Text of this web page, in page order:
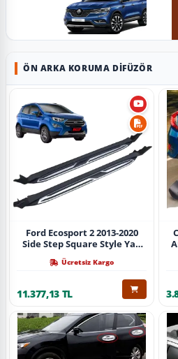
ÖN ARKA KORUMA DIFÜZÖR
Ford Ecosport 2 2013-2020
Side Step Square Style Yan
Ücretsiz Kargo
11.377,13 TL